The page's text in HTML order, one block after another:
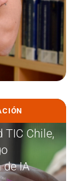
TIC Chile,
de IA